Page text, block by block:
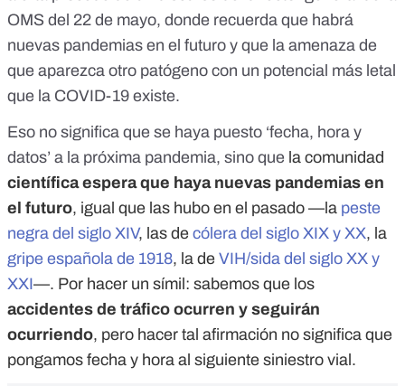
OMS del 22 de mayo, donde recuerda que habrá
nuevas pandemias en el futuro y que la amenaza de
que aparezca otro patógeno con un potencial más letal
que la COVID-19 existe.
Eso no significa que se haya puesto ‘fecha, hora y
datos’ a la próxima pandemia, sino que la comunidad
científica espera que haya nuevas pandemias en
el futuro, igual que las hubo en el pasado —la peste
negra del siglo XIV, las de cólera del siglo XIX y XX, la
gripe española de 1918, la de VIH/sida del siglo XX y
XXI—. Por hacer un símil: sabemos que los
accidentes de tráfico ocurren y seguirán
ocurriendo, pero hacer tal afirmación no significa que
pongamos fecha y hora al siguiente siniestro vial.